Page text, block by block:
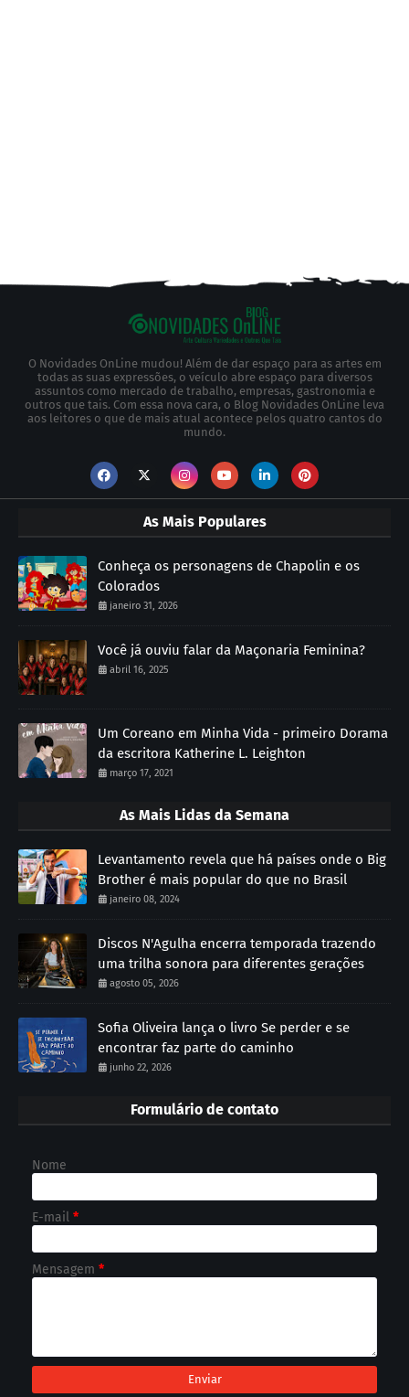
O Novidades OnLine mudou! Além de dar espaço para as artes em
todas as suas expressões, o veículo abre espaço para diversos
assuntos como mercado de trabalho, empresas, gastronomia e
outros que tais. Com essa nova cara, o Blog Novidades OnLine leva
aos leitores o que de mais atual acontece pelos quatro cantos do
mundo.
As Mais Populares
Conheça os personagens de Chapolin e os
Colorados
janeiro 31, 2026
Você já ouviu falar da Maçonaria Feminina?
abril 16, 2025
Um Coreano em Minha Vida - primeiro Dorama
da escritora Katherine L. Leighton
março 17, 2021
As Mais Lidas da Semana
Levantamento revela que há países onde o Big
Brother é mais popular do que no Brasil
janeiro 08, 2024
Discos N'Agulha encerra temporada trazendo
uma trilha sonora para diferentes gerações
agosto 05, 2026
Sofia Oliveira lança o livro Se perder e se
encontrar faz parte do caminho
junho 22, 2026
Formulário de contato
Nome
E-mail *
Mensagem *